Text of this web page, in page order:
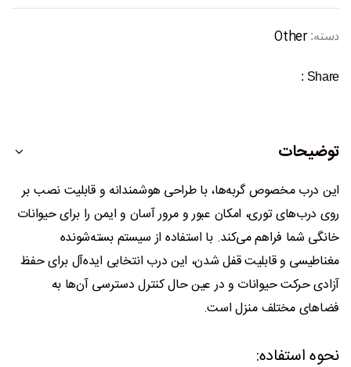
دسته:Other
Share :
توضیحات
این درب مخصوص گربه‌ها، با طراحی هوشمندانه و قابلیت نصب بر
روی درب‌های توری، امکان عبور و مرور آسان و ایمن را برای حیوانات
خانگی شما فراهم می‌کند. با استفاده از سیستم بسته‌شونده
مغناطیسی و قابلیت قفل شدن، این درب انتخابی ایده‌آل برای حفظ
آزادی حرکت حیوانات و در عین حال کنترل دسترسی آن‌ها به
فضاهای مختلف منزل است.
نحوه استفاده: